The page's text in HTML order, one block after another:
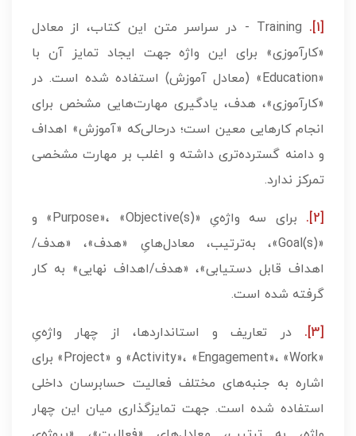
[1].
Training - در سراسر متن این کتاب، از معادل
«کارآموزی» برای این واژه جهت ایجاد تمایز آن با
«Education» (معادل آموزش) استفاده شده است. در
«کارآموزی»، هدف، یادگیری مهارت‌هایی مشخص برای
انجام کارهایی معین است؛ درحالی‌که «آموزش» اهداف
و دامنه گسترده‌تری داشته و اغلب بر مهارت مشخصی
تمرکز ندارد.
[2].
برای سه واژه‌یِ «Purpose»، «Objective(s)» و
«Goal(s)»، به‌ترتیب، معادل‌هایِ «هدف»، «هدف/
اهداف قابل دستیابی»، «هدف/اهداف نهایی» به کار
گرفته شده است.
[3].
در تعاریف و استانداردها، از چهار واژه‌یِ
«Activity»، «Engagement»، «Work» و «Project» برای
اشاره به جنبه‌های مختلف فعالیت حسابرسان داخلی
استفاده شده است. جهت تمایزگذاری میان این چهار